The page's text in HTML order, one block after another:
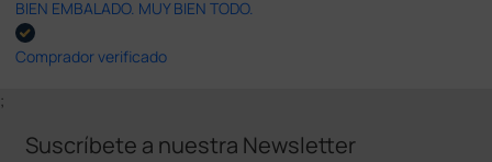
BIEN EMBALADO. MUY BIEN TODO.
Comprador verificado
;
Suscríbete a nuestra Newsletter